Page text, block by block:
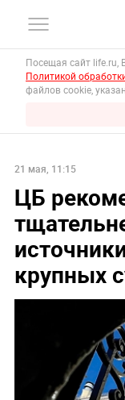
Посещая сайт life.ru,
Политикой
файлов cookie,
21 мая, 11:15
ЦБ
крупных